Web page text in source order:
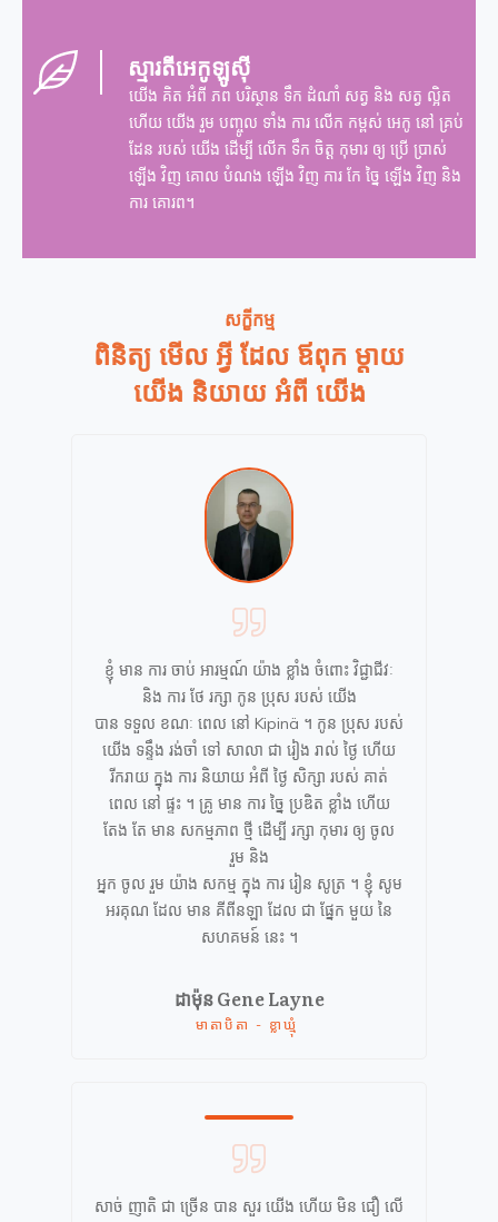
ស្មារតីអេកូឡូស៊ី
យើង គិត អំពី ភព បរិស្ថាន ទឹក ដំណាំ សត្វ និង សត្វ ល្អិត
ហើយ យើង រួម បញ្ចូល ទាំង ការ លើក កម្ពស់ អេកូ នៅ គ្រប់
ដែន របស់ យើង ដើម្បី លើក ទឹក ចិត្ត កុមារ ឲ្យ ប្រើ ប្រាស់
ឡើង វិញ គោល បំណង ឡើង វិញ ការ កែ ច្នៃ ឡើង វិញ និង
ការ គោរព។
សក្ខីកម្ម
ពិនិត្យ មើល អ្វី ដែល ឪពុក ម្ដាយ
យើង និយាយ អំពី យើង
ខ្ញុំ មាន ការ ចាប់ អារម្មណ៍ យ៉ាង ខ្លាំង ចំពោះ វិជ្ជាជីវៈ
និង ការ ថែ រក្សា កូន ប្រុស របស់ យើង
បាន ទទួល ខណៈ ពេល នៅ Kipinä ។ កូន ប្រុស របស់
យើង ទន្ទឹង រង់ចាំ ទៅ សាលា ជា រៀង រាល់ ថ្ងៃ ហើយ
រីករាយ ក្នុង ការ និយាយ អំពី ថ្ងៃ សិក្សា របស់ គាត់
ពេល នៅ ផ្ទះ ។ គ្រូ មាន ការ ច្នៃ ប្រឌិត ខ្លាំង ហើយ
តែង តែ មាន សកម្មភាព ថ្មី ដើម្បី រក្សា កុមារ ឲ្យ ចូល
រួម និង
អ្នក ចូល រួម យ៉ាង សកម្ម ក្នុង ការ រៀន សូត្រ ។ ខ្ញុំ សូម
អរគុណ ដែល មាន គីពីនឡា ដែល ជា ផ្នែក មួយ នៃ
សហគមន៍ នេះ ។
ដាម៉ុនGene Layne
មាតាបិតា - ខ្លាឃ្មុំ
សាច់ ញាតិ ជា ច្រើន បាន សួរ យើង ហើយ មិន ជឿ លើ